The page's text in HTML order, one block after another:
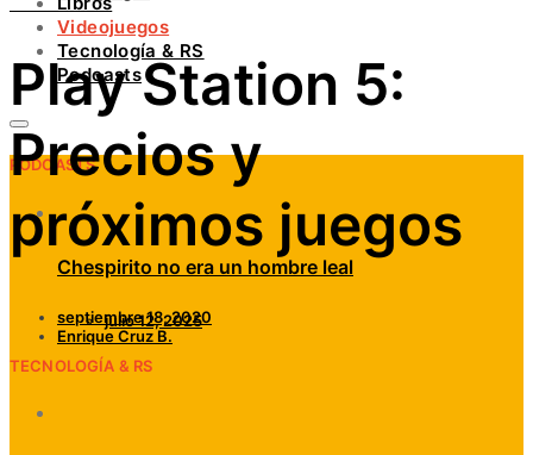
LINKEDIN
Videojuegos
Tecnología & RS
Podcasts
PODCASTS
Chespirito no era un hombre leal
julio 12, 2025
TECNOLOGÍA & RS
Play Station 5:
Precios y
próximos juegos
septiembre 18, 2020
Enrique Cruz B.